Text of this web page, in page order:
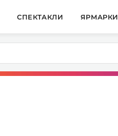
СПЕКТАКЛИ ЯРМАРКИ